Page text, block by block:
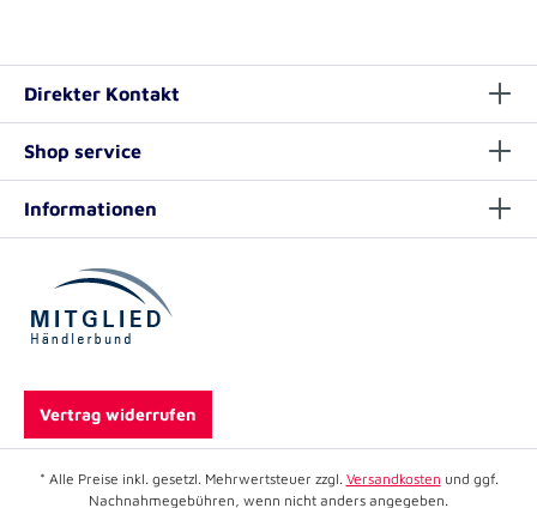
Direkter Kontakt
Shop service
Informationen
Vertrag widerrufen
* Alle Preise inkl. gesetzl. Mehrwertsteuer zzgl. Versandkosten und ggf.
Nachnahmegebühren, wenn nicht anders angegeben.